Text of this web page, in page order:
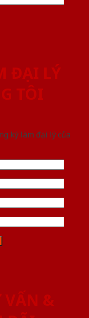
ĐẠI LÝ
TÔI
ký làm đại lý của
VẤN &